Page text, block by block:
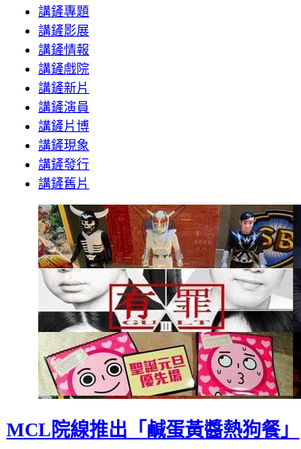
講鏟專題
講鏟影展
講鏟情報
講鏟戲院
講鏟新片
講鏟演員
講鏟片博
講鏟現象
講鏟發行
講鏟舊片
MCL院線推出「鹹蛋黃醬熱狗餐」